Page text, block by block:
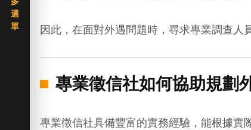
因此，在面對外遇問題時，尋求專業調查人
專業徵信社如何協助規劃
專業徵信社具備豐富的實務經驗，能根據實